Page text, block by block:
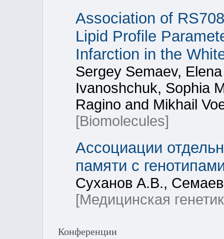
Association of
Lipid Profile
Infarction in the
Sergey Semaev,
Ivanoshchuk, Sophia
Ragino and Mikhail
[Biomolecules]
Ассоциации
памяти с
Суханов А.В.,
[Медицинская
Конференции